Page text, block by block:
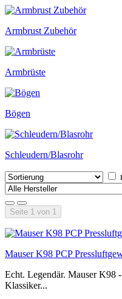
Armbrust Zubehör
Armbrüste
Bögen
Schleudern/Blasrohr
Seite 1 von 1
Mauser K98 PCP
Echt. Legendär. Mauser K98
Klassiker...